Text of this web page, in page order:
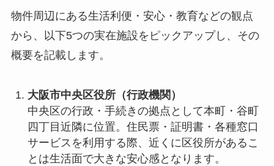
物件周辺にある生活利便・安心・教育などの観点
から、以下5つの実在施設をピックアップし、その
概要を記載します。
大阪市中央区役所（行政機関）
中央区の行政・手続きの拠点として本町・谷町
四丁目近隣に位置。住民票・証明書・各種窓口
サービスを利用する際、近くに区役所があるこ
とは生活面で大きな安心感となります。